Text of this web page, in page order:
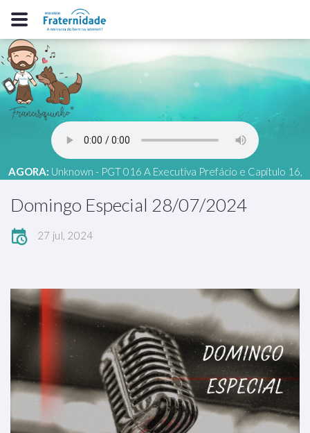
AGORA: Unknown - PGT 016 A Executiva Prefácio e Capítulo 16,
Domingo Especial 28/07/2024
27 jul, 2024